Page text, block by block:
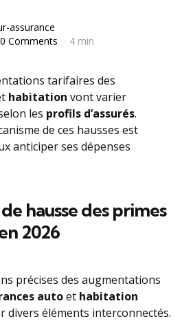
assurance
0 Comments 4 min
tarifaires des
habitation vont varier
les profils d’assurés.
de ces hausses est
anticiper ses dépenses
hausse des primes
2026
précises des augmentations
autoet habitation
divers éléments interconnectés.